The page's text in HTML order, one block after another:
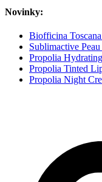
Novinky:
Biofficina
Sublimactive
Propolia
Propolia Tinted
Propolia Night